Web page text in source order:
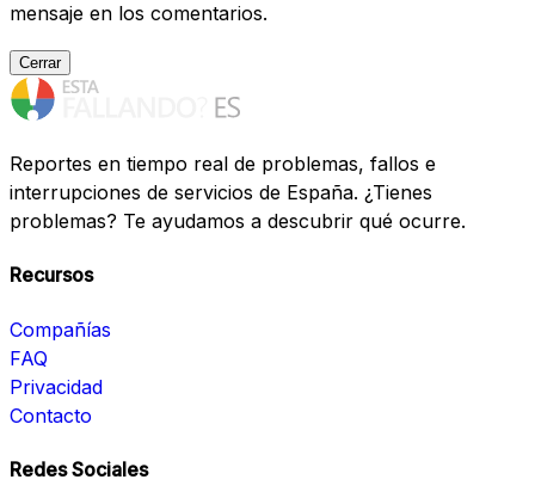
mensaje en los comentarios.
Cerrar
Reportes en tiempo real de problemas, fallos e
interrupciones de servicios de España. ¿Tienes
problemas? Te ayudamos a descubrir qué ocurre.
Recursos
Compañías
FAQ
Privacidad
Contacto
Redes Sociales